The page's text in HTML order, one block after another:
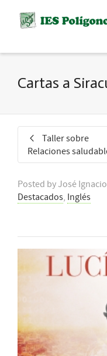
Cartas a
Taller sobre
Relaciones
Posted byJosé
Destacados, Inglés